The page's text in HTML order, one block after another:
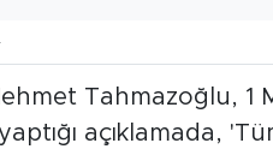
Tahmazoğlu, 1
açıklamada,